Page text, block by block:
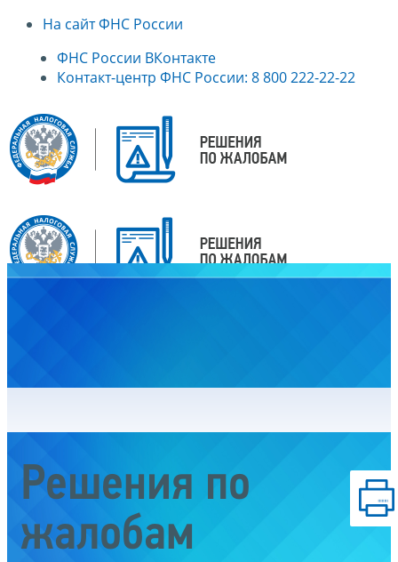
На сайт ФНС России
ФНС России ВКонтакте
Контакт-центр ФНС России: 8 800 222-22-22
Решения по
жалобам